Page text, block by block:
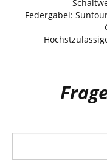
Federgabel: